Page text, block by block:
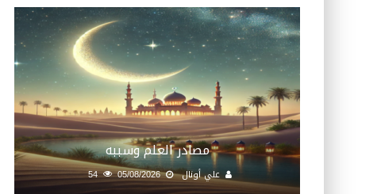
مصادر العلم وسببه
علي أونال 05/08/2026
54